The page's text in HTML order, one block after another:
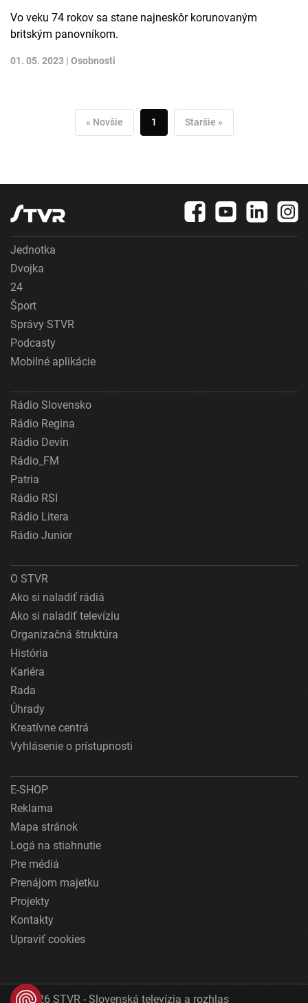
Vo veku 74 rokov sa stane najneskôr korunovaným
britským panovníkom.
01. 05. 2023 | Osobnosti
« Novšie 1 Staršie »
Jednotka
Dvojka
24
Šport
Správy STVR
Podcasty
Mobilné aplikácie
Rádio Slovensko
Rádio Regina
Rádio Devín
Rádio_FM
Patria
Rádio RSI
Rádio Litera
Rádio Junior
O STVR
Ako si naladiť rádiá
Ako si naladiť televíziu
Organizačná štruktúra
História
Kariéra
Rada
Úhrady
Kreatívne centrá
Vyhlásenie o prístupnosti
E-SHOP
Reklama
Mapa stránok
Logá na stiahnutie
Pre médiá
Prenájom majetku
Projekty
Kontakty
Upraviť cookies
© 2026 STVR - Slovenská televízia a rozhlas